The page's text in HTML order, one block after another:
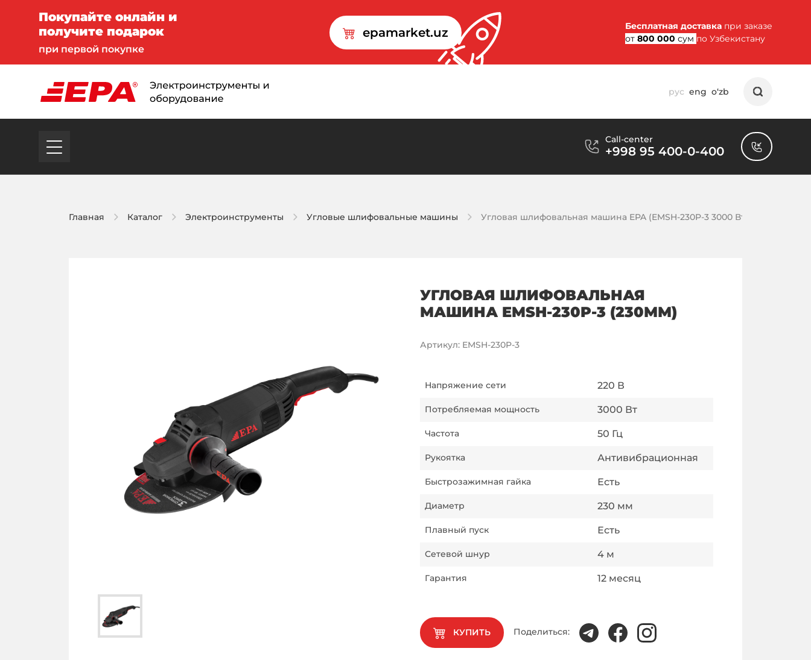
Покупайте онлайн и
получите подарок
при первой покупке
epamarket.uz Бесплатная доставка при заказе
от 800 000 сум по Узбекистану
рус eng o‘zb
Call-center
+998 95 400-0-400
Главная Каталог Электроинструменты Угловые шлифовальные машины Угловая шлифовальная машина EPA (EMSH-230P-3 3000 Вт)
УГЛОВАЯ ШЛИФОВАЛЬНАЯ
МАШИНА EMSH-230P-3 (230ММ)
Артикул: EMSH-230P-3
Напряжение сети 220 В
Потребляемая мощность 3000 Вт
Частота 50 Гц
Рукоятка Антивибрационная
Быстрозажимная гайка Есть
Диаметр 230 мм
Плавный пуск Есть
Сетевой шнур 4 м
Гарантия 12 месяц
КУПИТЬ Поделиться: